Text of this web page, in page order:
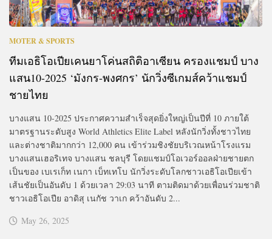
MOTER & SPORTS
ทีมเอธิโอเปียเคนยาโค่นสถิติอาเซียน ครองแชมป์ บาง
แสน10-2025 ‘มังกร-พงศกร’ นักวิ่งซีเกมส์คว้าแชมป์
ชายไทย
บางแสน 10-2025 ประกาศความสำเร็จสุดยิ่งใหญ่เป็นปีที่ 10 ภายใต้
มาตรฐานระดับสูง World Athletics Elite Label หลังนักวิ่งทั้งชาวไทย
และต่างชาติมากกว่า 12,000 คน เข้าร่วมชิงชัยบริเวณหน้าโรงแรม
บางแสนเฮอริเทจ บางแสน ชลบุรี โดยแชมป์โอเวอร์ออลฝ่ายชายตก
เป็นของ เบเรเก็ท เนกา เบ็ทเทโบ นักวิ่งระดับโลกชาวเอธิโอเปียเข้า
เส้นชัยเป็นอันดับ 1 ด้วยเวลา 29:03 นาที ตามติดมาด้วยเพื่อนร่วมชาติ
ชาวเอธิโอเปีย อาดิสุ เนกัช วาเก คว้าอันดับ 2...
May 26, 2025